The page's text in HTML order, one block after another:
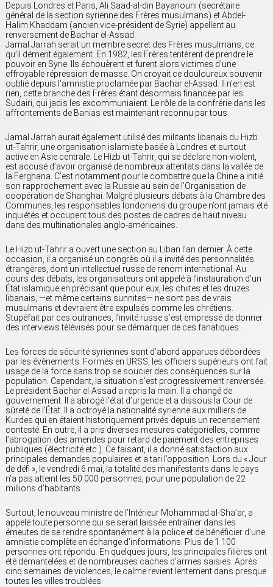
Depuis Londres et Paris, Ali Saad-al-din Bayanouni (secrétaire
général de la section syrienne des Frères musulmans) et Abdel-
Halim Khaddam (ancien vice-président de Syrie) appellent au
renversement de Bachar el-Assad.
Jamal Jarrah serait un membre secret des Frères musulmans, ce
qu’il dément également. En 1982, les Frères tentèrent de prendre le
pouvoir en Syrie. Ils échouèrent et furent alors victimes d’une
effroyable répression de masse. On croyait ce douloureux souvenir
oublié depuis l’amnistie proclamée par Bachar el-Assad. Il n’en est
rien, cette branche des Frères étant désormais financée par les
Sudairi, qui jadis les excommuniaient. Le rôle de la confrérie dans les
affrontements de Banias est maintenant reconnu par tous.
Jamal Jarrah aurait également utilisé des militants libanais du Hizb
ut-Tahrir, une organisation islamiste basée à Londres et surtout
active en Asie centrale. Le Hizb ut-Tahrir, qui se déclare non-violent,
est accusé d’avoir organisé de nombreux attentats dans la vallée de
la Ferghana. C’est notamment pour le combattre que la Chine a initié
son rapprochement avec la Russie au sein de l’Organisation de
coopération de Shanghai. Malgré plusieurs débats à la Chambre des
Communes, les responsables londoniens du groupe n’ont jamais été
inquiétés et occupent tous des postes de cadres de haut niveau
dans des multinationales anglo-américaines.
Le Hizb ut-Tahrir a ouvert une section au Liban l’an dernier. À cette
occasion, il a organisé un congrès où il a invité des personnalités
étrangères, dont un intellectuel russe de renom international. Au
cours des débats, les organisateurs ont appelé à l’instauration d’un
État islamique en précisant que pour eux, les chiites et les druzes
libanais, —et même certains sunnites— ne sont pas de vrais
musulmans et devraient être expulsés comme les chrétiens.
Stupéfait par ces outrances, l’invité russe s’est empressé de donner
des interviews télévisés pour se démarquer de ces fanatiques.
Les forces de sécurité syriennes sont d’abord apparues débordées
par les évènements. Formés en URSS, les officiers supérieurs ont fait
usage de la force sans trop se soucier des conséquences sur la
population. Cependant, la situation s’est progressivement renversée.
Le président Bachar el-Assad a repris la main. Il a changé de
gouvernement. Il a abrogé l’état d’urgence et a dissous la Cour de
sûreté de l’État. Il a octroyé la nationalité syrienne aux milliers de
Kurdes qui en étaient historiquement privés depuis un recensement
contesté. En outre, il a pris diverses mesures catégorielles, comme
l’abrogation des amendes pour retard de paiement des entreprises
publiques (électricité etc.). Ce faisant, il a donné satisfaction aux
principales demandes populaires et a tari l’opposition. Lors du « Jour
de défi », le vendredi 6 mai, la totalité des manifestants dans le pays
n’a pas atteint les 50 000 personnes, pour une population de 22
millions d’habitants.
Surtout, le nouveau ministre de l’Intérieur Mohammad al-Sha’ar, a
appelé toute personne qui se serait laissée entraîner dans les
émeutes de se rendre spontanément à la police et de bénéficier d’une
amnistie complète en échange d’informations. Plus de 1 100
personnes ont répondu. En quelques jours, les principales filières ont
été démantelées et de nombreuses caches d’armes saisies. Après
cinq semaines de violences, le calme revient lentement dans presque
toutes les villes troublées.